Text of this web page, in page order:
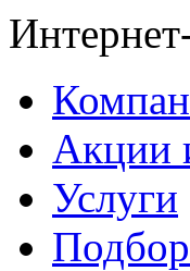
Акции
Услуги